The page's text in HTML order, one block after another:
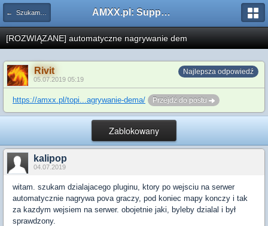
← Szukam pluginu AMXX.pl: Support AMX Mod X i SourceMod
[ROZWIĄZANE] automatyczne nagrywanie dem
Najlepsza odpowiedź
Rivit
05.07.2019 05:19
https://amxx.pl/topi...agrywanie-dema/ Przejdź do postu
Zablokowany
kalipop
04.07.2019
witam. szukam dzialajacego pluginu, ktory po wejsciu na serwer
automatycznie nagrywa pova graczy, pod koniec mapy konczy i tak
za kazdym wejsiem na serwer. obojetnie jaki, byleby dzialal i był
sprawdzony.